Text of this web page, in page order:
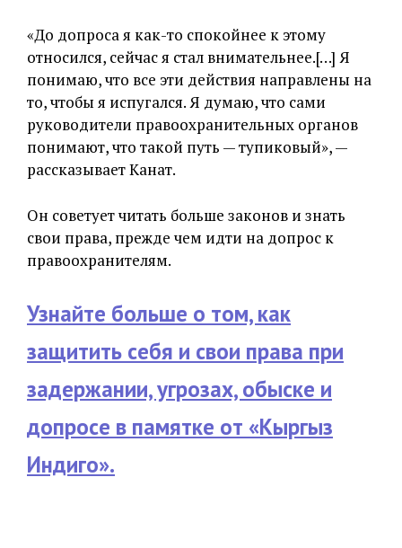
«До допроса я как-то спокойнее к этому
относился, сейчас я стал внимательнее.[…] Я
понимаю, что все эти действия направлены на
то, чтобы я испугался. Я думаю, что сами
руководители правоохранительных органов
понимают, что такой путь — тупиковый», —
рассказывает Канат.
Он советует читать больше законов и знать
свои права, прежде чем идти на допрос к
правоохранителям.
Узнайте больше о том, как
защитить себя и свои права при
задержании, угрозах, обыске и
допросе в памятке от «Кыргыз
Индиго».